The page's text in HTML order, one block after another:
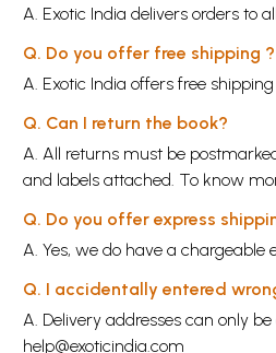
A. Exotic India delivers orders to
Q. Do you offer free shipping ?
A. Exotic India offers free
Q. Can I return the book?
A. All returns must be
and labels attached. To know
Q. Do you offer express
A. Yes, we do have a chargeable
Q. I accidentally entered
A. Delivery addresses can only
help@exoticindia.com